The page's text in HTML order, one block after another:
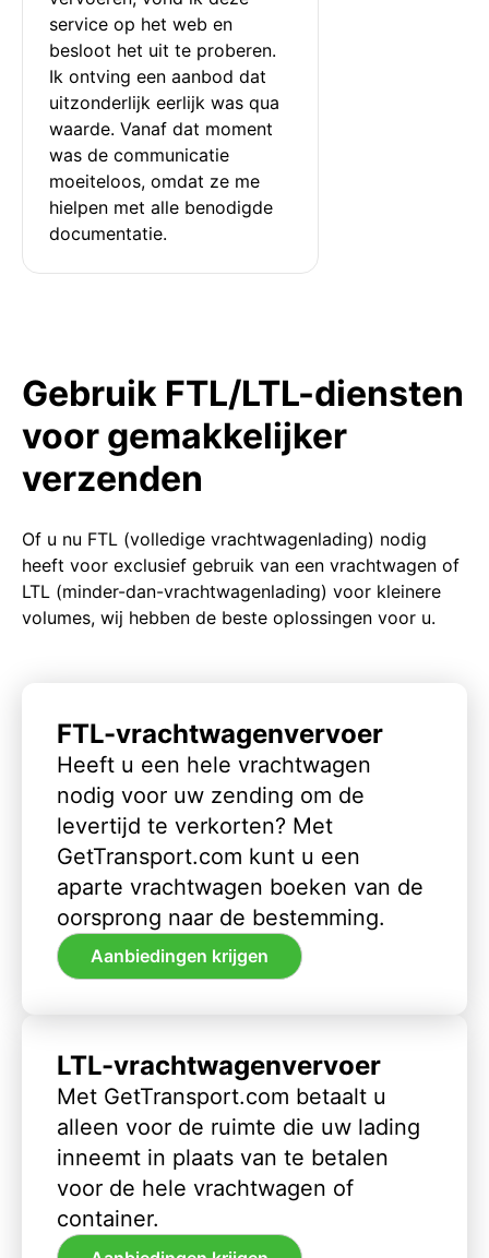
service op het web en
besloot het uit te proberen.
Ik ontving een aanbod dat
uitzonderlijk eerlijk was qua
waarde. Vanaf dat moment
was de communicatie
moeiteloos, omdat ze me
hielpen met alle benodigde
documentatie.
Gebruik FTL/LTL-diensten
voor gemakkelijker
verzenden
Of u nu FTL (volledige vrachtwagenlading) nodig
heeft voor exclusief gebruik van een vrachtwagen of
LTL (minder-dan-vrachtwagenlading) voor kleinere
volumes, wij hebben de beste oplossingen voor u.
FTL-vrachtwagenvervoer
Heeft u een hele vrachtwagen
nodig voor uw zending om de
levertijd te verkorten? Met
GetTransport.com kunt u een
aparte vrachtwagen boeken van de
oorsprong naar de bestemming.
Aanbiedingen krijgen
LTL-vrachtwagenvervoer
Met GetTransport.com betaalt u
alleen voor de ruimte die uw lading
inneemt in plaats van te betalen
voor de hele vrachtwagen of
container.